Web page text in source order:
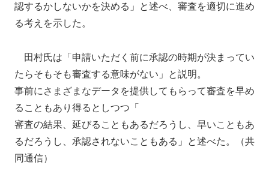
認するかしないかを決める」と述べ、審査を適切に進め
る考えを示した。
田村氏は「申請いただく前に承認の時期が決まってい
たらそもそも審査する意味がない」と説明。
事前にさまざまなデータを提供してもらって審査を早め
ることもあり得るとしつつ「
審査の結果、延びることもあるだろうし、早いこともあ
るだろうし、承認されないこともある」と述べた。（共
同通信）